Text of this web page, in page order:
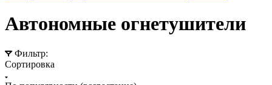
Автономные огнетушители
Фильтр:
Сортировка